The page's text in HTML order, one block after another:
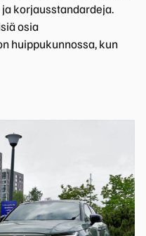
korjausstandardeja.
osia
huippukunnossa, kun